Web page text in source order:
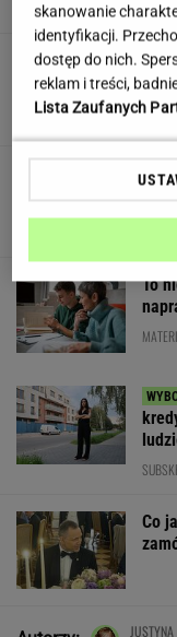
To
Co
JUSTYNA
skanowanie
identyfikacji.
dostęp do nich.
reklam i treści,
Lista Zaufanych